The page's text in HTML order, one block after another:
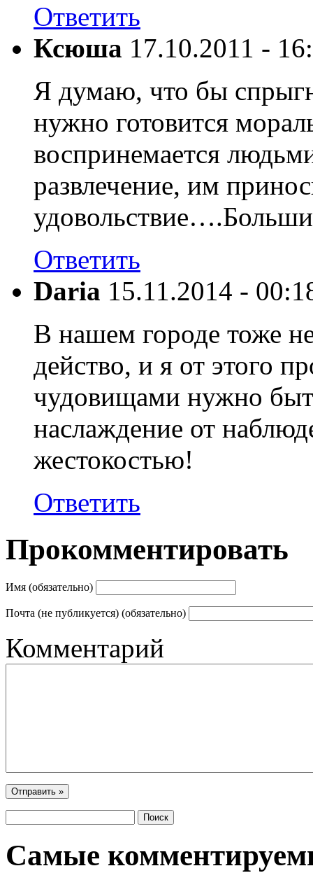
Ответить
Ксюша 17.10.2011 -
Я думаю, что бы
нужно готовится
воспринемается
развлечение, им
Ответить
Daria 15.11.2014 -
В нашем городе тоже
действо, и я от этого
чудовищами нужно
наслаждение от
жестокостью!
Ответить
Прокомментировать
Имя (обязательно)
Почта (не публикуется) (обязательно)
Комментарий
Самые